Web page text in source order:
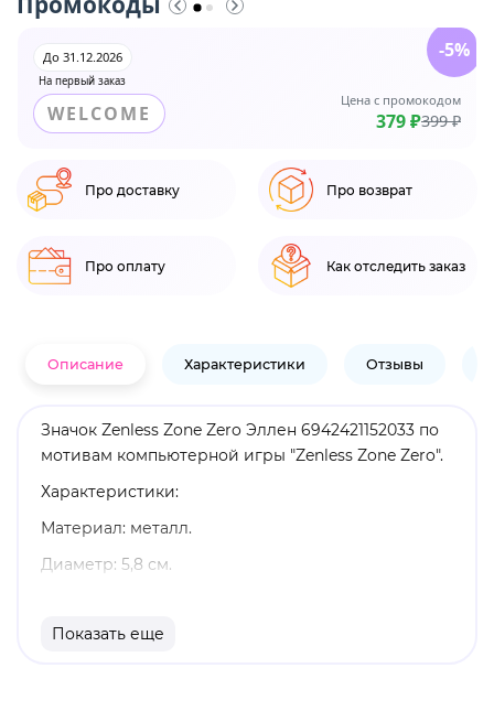
На первый заказ
До 31.12.2026
WELCOME
Цена с промокодом
379 ₽399 ₽
-5%
Про доставку Про возврат
Про оплату Как отследить заказ
Описание Характеристики Отзывы
Значок Zenless Zone Zero Эллен 6942421152033 по
мотивам компьютерной игры "Zenless Zone Zero".
Характеристики:
Материал: металл.
Диаметр: 5,8 см.
продукт.
Показать еще